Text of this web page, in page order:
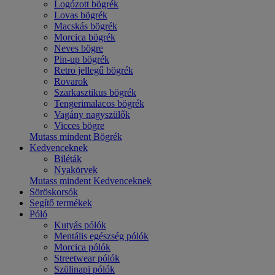
Logózott bögrék
Lovas bögrék
Macskás bögrék
Morcica bögrék
Neves bögre
Pin-up bögrék
Retro jellegű bögrék
Rovarok
Szarkasztikus bögrék
Tengerimalacos bögrék
Vagány nagyszülők
Vicces bögre
Mutass mindent Bögrék
Kedvenceknek
Biléták
Nyakörvek
Mutass mindent Kedvenceknek
Söröskorsók
Segítő termékek
Póló
Kutyás pólók
Mentális egészség pólók
Morcica pólók
Streetwear pólók
Szülinapi pólók